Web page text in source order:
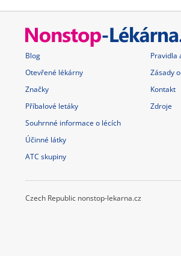
Blog
Otevřené lékárny
Značky
Příbalové letáky
Souhrnné informace o lécích
Účinné látky
ATC skupiny
Pravidla
Zásady
Kontakt
Zdroje
Czech Republic nonstop-lekarna.cz